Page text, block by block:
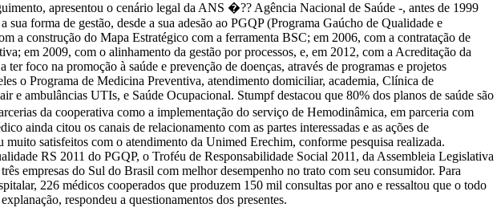
apresentou o cenário legal da ANS �?? Agência Nacional de Saúde -, antes de 1999
forma de gestão, desde a sua adesão ao PGQP (Programa Gaúcho de Qualidade e
a construção do Mapa Estratégico com a ferramenta BSC; em 2006, com a contratação de
em 2009, com o alinhamento da gestão por processos, e, em 2012, com a Acreditação da
foco na promoção à saúde e prevenção de doenças, através de programas e projetos
o Programa de Medicina Preventiva, atendimento domiciliar, academia, Clínica de
ambulâncias UTIs, e Saúde Ocupacional. Stumpf destacou que 80% dos planos de saúde são
da cooperativa como a implementação do serviço de Hemodinâmica, em parceria com
ainda citou os canais de relacionamento com as partes interessadas e as ações de
satisfeitos com o atendimento da Unimed Erechim, conforme pesquisa realizada.
RS 2011 do PGQP, o Troféu de Responsabilidade Social 2011, da Assembleia Legislativa
empresas do Sul do Brasil com melhor desempenho no trato com seu consumidor. Para
226 médicos cooperados que produzem 150 mil consultas por ano e ressaltou que o todo
respondeu a questionamentos dos presentes.